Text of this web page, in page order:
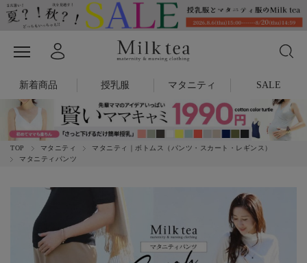
新着商品 授乳服 マタニティ SALE
TOP マタニティ
マタニティ｜ボトムス（パンツ・スカート・レギンス）
マタニティパンツ